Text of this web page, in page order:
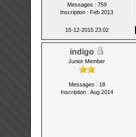
Messages : 759
Inscription : Feb 2013
15-12-2015 23:02
indigo
Junior Member
Messages : 18
Inscription : Aug 2014